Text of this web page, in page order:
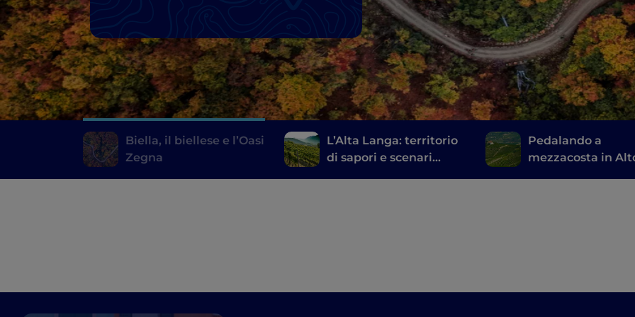
Biella, il biellese e l’Oasi
Zegna
L’Alta Langa: territorio
di sapori e scenari
Pedalando a
mezzacosta in